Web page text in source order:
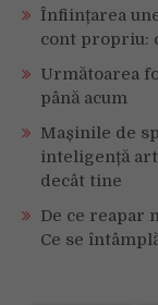
Înființarea
cont propriu:
Următoarea
până acum
Mașinile de
inteligență
decât tine
De ce reapar
Ce se